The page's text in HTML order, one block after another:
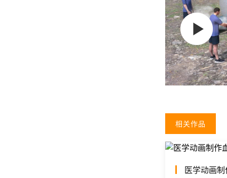
相关作品
医学动画